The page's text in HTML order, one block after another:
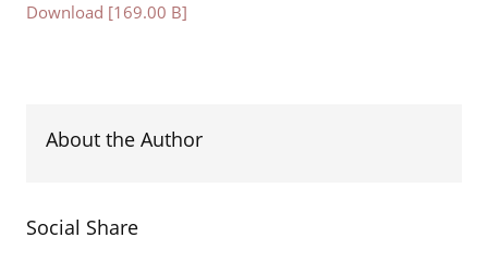
Download [169.00 B]
About the Author
Social Share